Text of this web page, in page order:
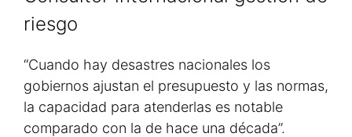
riesgo
“Cuando hay desastres nacionales los
gobiernos ajustan el presupuesto y las normas,
la capacidad para atenderlas es notable
comparado con la de hace una década”.